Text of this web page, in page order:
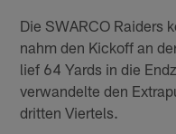
Die SWARCO Raiders
nahm den Kickoff an
lief 64 Yards in die
verwandelte den
dritten Viertels.